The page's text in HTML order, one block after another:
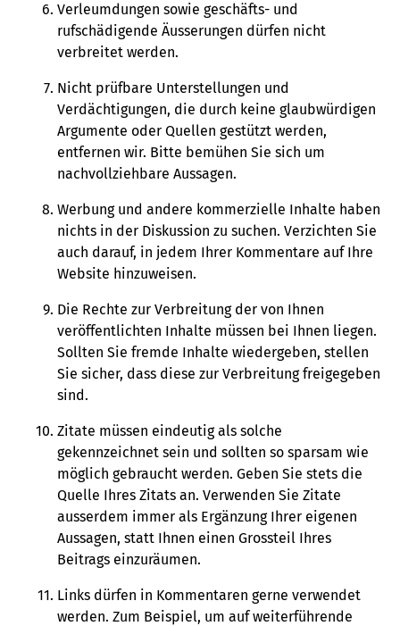
Verleumdungen sowie geschäfts- und
rufschädigende Äusserungen dürfen nicht
verbreitet werden.
Nicht prüfbare Unterstellungen und
Verdächtigungen, die durch keine glaubwürdigen
Argumente oder Quellen gestützt werden,
entfernen wir. Bitte bemühen Sie sich um
nachvollziehbare Aussagen.
Werbung und andere kommerzielle Inhalte haben
nichts in der Diskussion zu suchen. Verzichten Sie
auch darauf, in jedem Ihrer Kommentare auf Ihre
Website hinzuweisen.
Die Rechte zur Verbreitung der von Ihnen
veröffentlichten Inhalte müssen bei Ihnen liegen.
Sollten Sie fremde Inhalte wiedergeben, stellen
Sie sicher, dass diese zur Verbreitung freigegeben
sind.
Zitate müssen eindeutig als solche
gekennzeichnet sein und sollten so sparsam wie
möglich gebraucht werden. Geben Sie stets die
Quelle Ihres Zitats an. Verwenden Sie Zitate
ausserdem immer als Ergänzung Ihrer eigenen
Aussagen, statt Ihnen einen Grossteil Ihres
Beitrags einzuräumen.
Links dürfen in Kommentaren gerne verwendet
werden. Zum Beispiel, um auf weiterführende